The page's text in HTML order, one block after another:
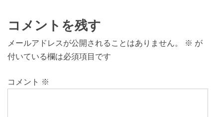
コメントを残す
メールアドレスが公開されることはありません。 ※ が
付いている欄は必須項目です
コメント ※